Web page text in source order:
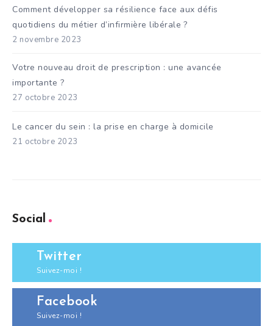
Comment développer sa résilience face aux défis
quotidiens du métier d’infirmière libérale ?
2 novembre 2023
Votre nouveau droit de prescription : une avancée
importante ?
27 octobre 2023
Le cancer du sein : la prise en charge à domicile
21 octobre 2023
Social
Twitter
Suivez-moi !
Facebook
Suivez-moi !